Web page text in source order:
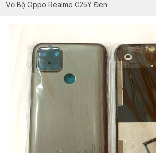
Vỏ Bộ Oppo Realme C25Y Đen